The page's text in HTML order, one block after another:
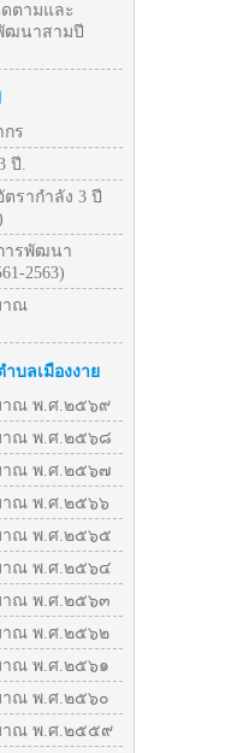
ตามและ
ฒนาสามปี
ร
ปี.
รากำลัง 3 ปี
ารพัฒนา
2563)
าณ
บลเมืองงาย
าณ พ.ศ.๒๕๖๙
าณ พ.ศ.๒๕๖๘
าณ พ.ศ.๒๕๖๗
าณ พ.ศ.๒๕๖๖
าณ พ.ศ.๒๕๖๕
าณ พ.ศ.๒๕๖๔
าณ พ.ศ.๒๕๖๓
าณ พ.ศ.๒๕๖๒
าณ พ.ศ.๒๕๖๑
าณ พ.ศ.๒๕๖๐
าณ พ.ศ.๒๕๕๙